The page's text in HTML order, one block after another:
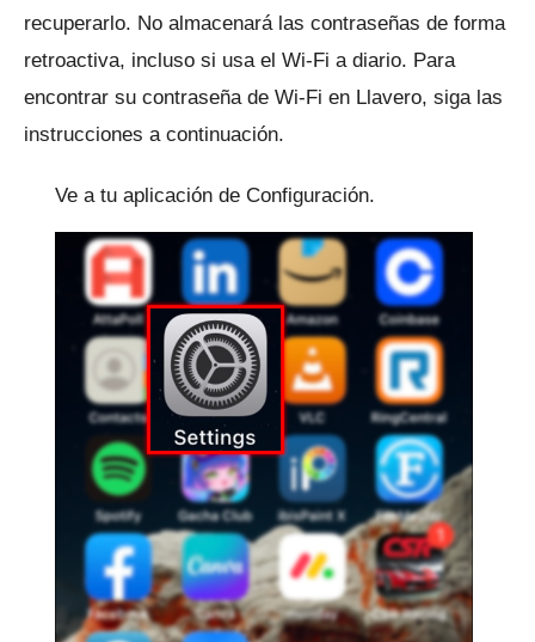
recuperarlo. No almacenará las contraseñas de forma
retroactiva, incluso si usa el Wi-Fi a diario. Para
encontrar su contraseña de Wi-Fi en Llavero, siga las
instrucciones a continuación.
Ve a tu aplicación de Configuración.